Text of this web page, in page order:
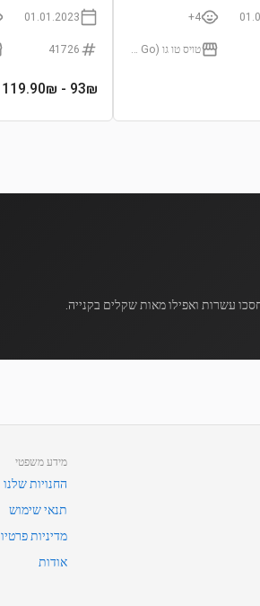
4+
01.01.2023
41726
93₪
- 119.90₪
עשרות ואפילו מאות שקלים בקנייה.
מידע משפטי
החנויות שלנו
תנאי שימוש
מדיניות
אודות